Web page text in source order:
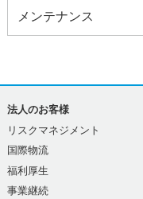
メンテナンス
法人のお客様
リスクマネジメント
国際物流
福利厚生
事業継続